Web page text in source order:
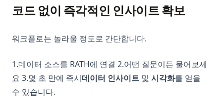
코드 없이 즉각적인 인사이트 확보
워크플로는 놀라울 정도로 간단합니다.
1.데이터 소스를 RATH에 연결 2.어떤 질문이든 물어보세
요 3.몇 초 만에 즉시데이터 인사이트 및 시각화를 얻을
수 있습니다.